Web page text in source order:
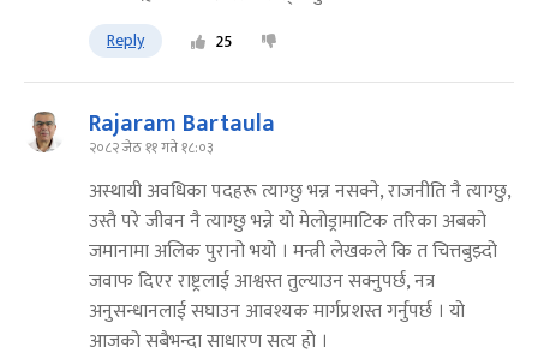
Reply 25
Rajaram Bartaula
२०८२ जेठ ११ गते १८:०३
अस्थायी अवधिका पदहरू त्याग्छु भन्न नसक्ने, राजनीति नै त्याग्छु,
उस्तै परे जीवन नै त्याग्छु भन्ने यो मेलोड्रामाटिक तरिका अबको
जमानामा अलिक पुरानो भयो । मन्त्री लेखकले कि त चित्तबुझ्दो
जवाफ दिएर राष्ट्रलाई आश्वस्त तुल्याउन सक्नुपर्छ, नत्र
अनुसन्धानलाई सघाउन आवश्यक मार्गप्रशस्त गर्नुपर्छ । यो
आजको सबैभन्दा साधारण सत्य हो ।